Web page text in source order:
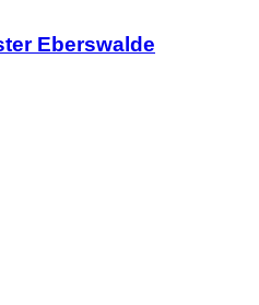
Eberswalde